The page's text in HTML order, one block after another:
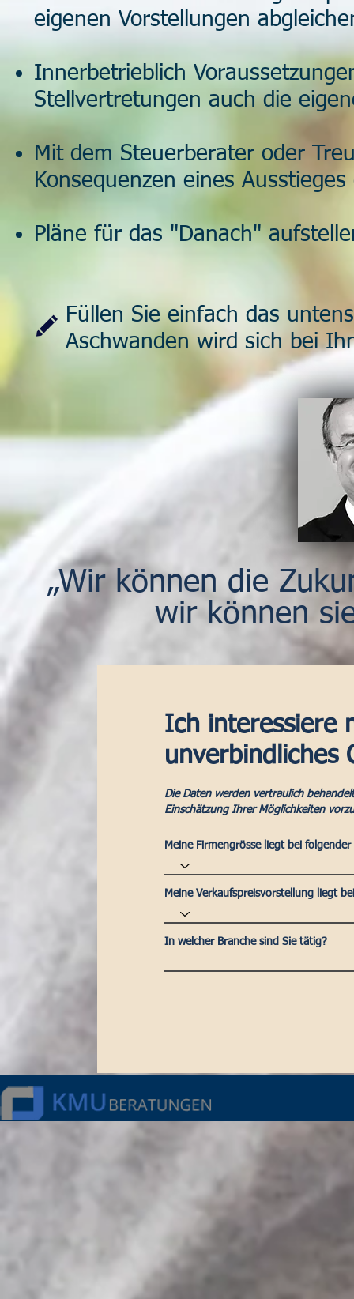
eigenen Vorstellungen
Innerbetrieblich
Stellvertretungen auch die
Mit dem Steuerberater oder
Konsequenzen eines
Pläne für das "Danach"
Füllen Sie einfach das
Aschwanden wird sich bei
„Wir können die
wir können
Ich interessiere
Die Daten werden vertraulich
Einschätzung Ihrer Möglichkeiten
Meine Firmengrösse liegt bei folgender
Meine Verkaufspreisvorstellung liegt
In welcher Branche sind Sie tätig?